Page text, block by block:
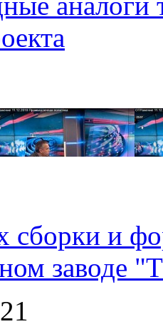
сборки и
заводе